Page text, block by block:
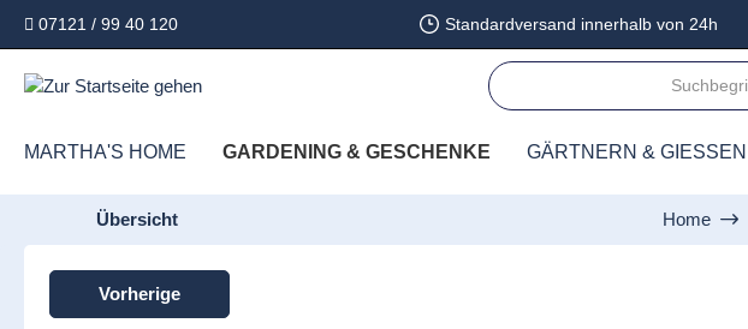
Zur Hauptnavigation springen
07121 / 99 40 120 Standardversand innerhalb von 24h
MARTHA'S HOME GARDENING & GESCHENKE GÄRTNERN & GIESSEN
Übersicht Home
Vorherige